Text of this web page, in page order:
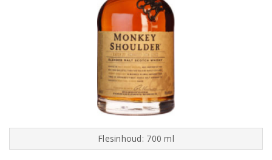
Flesinhoud: 700 ml